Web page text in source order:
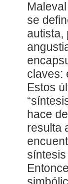
se
autista,
claves:
Estos
hace
resulta